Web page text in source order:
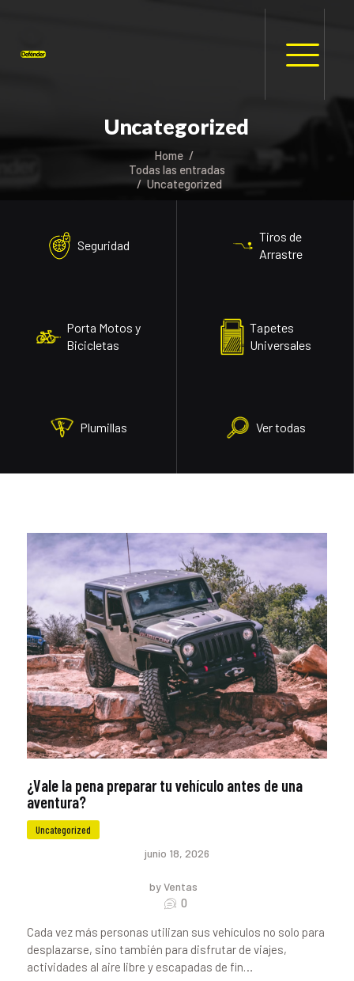
Uncategorized
Home
Todas las entradas
Uncategorized
Seguridad
Tiros de
Arrastre
Porta Motos y
Bicicletas
Tapetes
Universales
Plumillas Ver todas
PRODUCTOS
¿Vale la pena preparar tu vehículo antes de una
aventura?
Uncategorized
junio 18, 2026
by Ventas
0
Cada vez más personas utilizan sus vehículos no solo para
desplazarse, sino también para disfrutar de viajes,
actividades al aire libre y escapadas de fin…